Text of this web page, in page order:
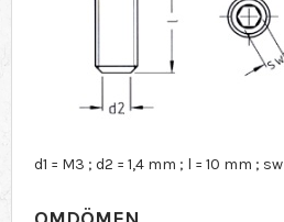
d1 = M3 ; d2 = 1,4 mm ; l = 10 mm ;